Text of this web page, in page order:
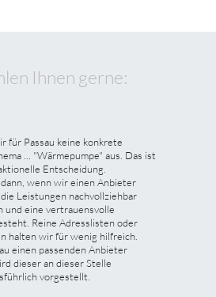
Ihnen gerne:
für Passau keine konkrete
... "Wärmepumpe" aus. Das ist
Entscheidung.
wenn wir einen Anbieter
Leistungen nachvollziehbar
und eine vertrauensvolle
Reine Adresslisten oder
halten wir für wenig hilfreich.
einen passenden Anbieter
dieser an dieser Stelle
vorgestellt.